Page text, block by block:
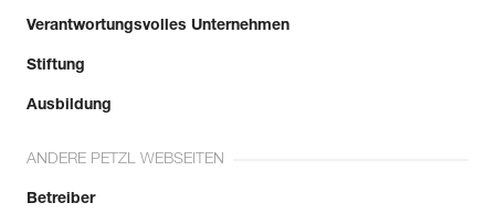
Verantwortungsvolles Unternehmen
Stiftung
Ausbildung
ANDERE PETZL WEBSEITEN
Betreiber